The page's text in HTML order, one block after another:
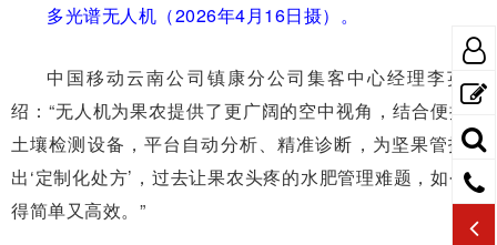
多光谱无人机（2026年4月16日摄）。
中国移动云南公司镇康分公司集客中心经理李英介
绍：“无人机为果农提供了更广阔的空中视角，结合便携式
土壤检测设备，平台自动分析、精准诊断，为坚果管护开
出‘定制化处方’，过去让果农头疼的水肥管理难题，如今变
得简单又高效。”